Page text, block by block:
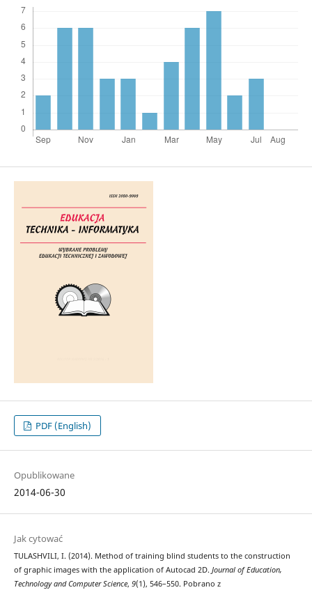
PDF (English)
Opublikowane
2014-06-30
Jak cytować
TULASHVILI, I. (2014). Method of training blind students to the construction
of graphic images with the application of Autocad 2D. Journal of Education,
Technology and Computer Science, 9(1), 546–550. Pobrano z